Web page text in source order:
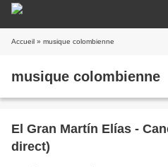
Accueil » musique colombienne
musique colombienne
El Gran Martín Elías -
direct)